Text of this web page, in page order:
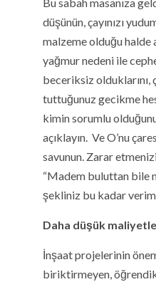
düşünün, çayınızı
malzeme olduğu halde
yağmur nedeni ile
beceriksiz olduklarını,
tuttuğunuz gecikme
kimin sorumlu
açıklayın. Ve O’nu
savunun. Zarar
“Madem buluttan bile
şekliniz bu kadar
Daha düşük
İnşaat projelerinin
biriktirmeyen,